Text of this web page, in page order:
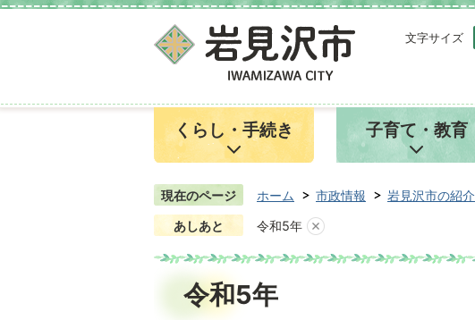
文字サイズ
くらし・手続き 子育て・教育
現在のページ ホーム 市政情報 岩見沢市の紹介
あしあと
令和5年
令和5年